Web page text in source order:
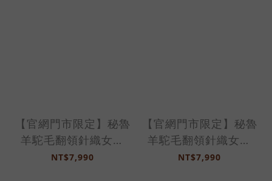
【官網門市限定】秘魯
羊駝毛翻領針織女外
套-2301CG-復古藍
NT$7,990
【官網門市限定】秘魯
羊駝毛翻領針織女外
套-2301CG-淺駝棕
NT$7,990